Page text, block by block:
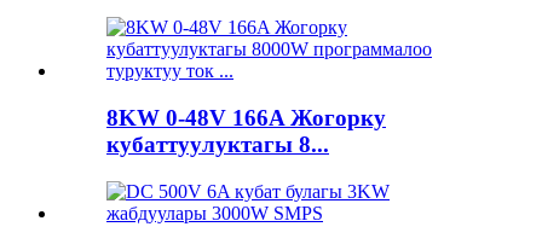
8KW 0-48V 166A Жогорку
кубаттуулуктагы 8...